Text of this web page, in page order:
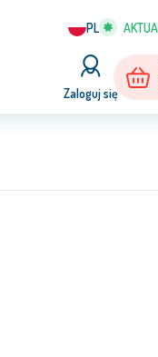
PL
Zaloguj się